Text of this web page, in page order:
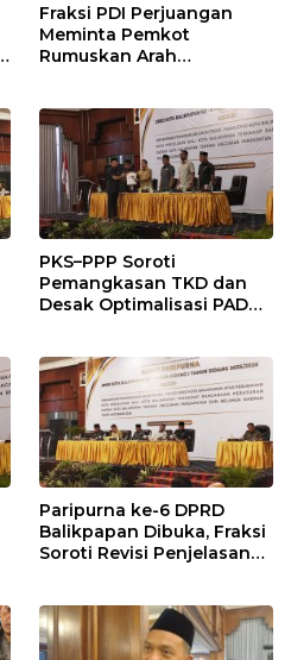
Fraksi PDI Perjuangan
Meminta Pemkot
Rumuskan Arah
Penyangga IKN
PKS–PPP Soroti
Pemangkasan TKD dan
Desak Optimalisasi PAD
Paripurna ke-6 DPRD
Balikpapan Dibuka, Fraksi
Soroti Revisi Penjelasan